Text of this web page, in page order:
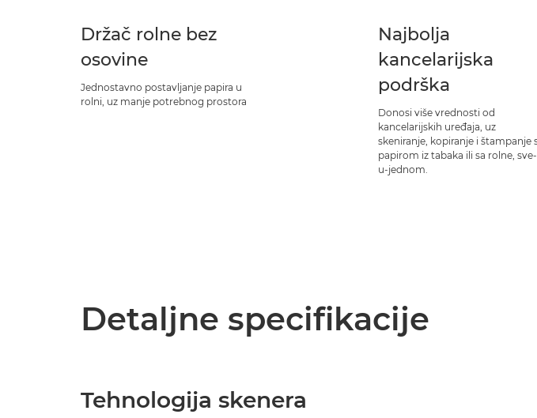
Držač rolne bez
osovine
Jednostavno postavljanje papira u
rolni, uz manje potrebnog prostora
Najbolja
kancelarijska
podrška
Donosi više vrednosti od
kancelarijskih uređaja, uz
skeniranje, kopiranje i štampanje
papirom iz tabaka ili sa rolne, sve-
u-jednom.
Detaljne specifikacije
Tehnologija skenera